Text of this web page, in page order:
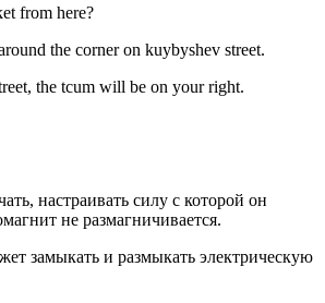
from here?
the corner on kuybyshev street.
the tcum will be on your right.
настраивать силу с которой он
не размагничивается.
замыкать и размыкать электрическую